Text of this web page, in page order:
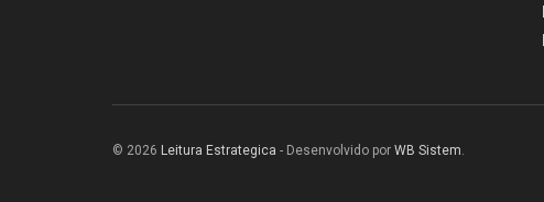
© 2026 Leitura Estrategica - Desenvolvido por WB Sistem